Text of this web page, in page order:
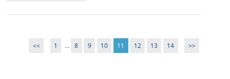
<< 1 ... 8 9 10 11 12 13 14 >>